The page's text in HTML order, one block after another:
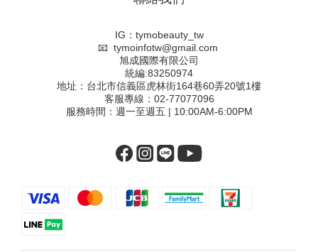
IG：tymobeauty_tw
📧 tymoinfotw@gmail.com
旭成國際有限公司
統編:83250974
地址：台北市信義區虎林街164巷60弄20號1樓
客服專線：02-77077096
服務時間：週一至週五 | 10:00AM-6:00PM